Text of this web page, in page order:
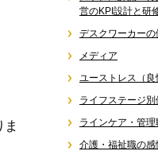
営のKPI設計と研
デスクワーカーの
メディア
ユーストレス（良
ライフステージ別
ラインケア・管理
介護・福祉職の